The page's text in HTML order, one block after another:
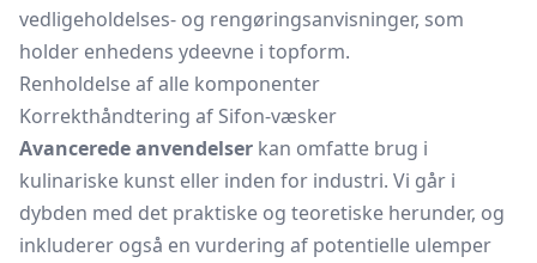
vedligeholdelses- og rengøringsanvisninger, som
holder enhedens ydeevne i topform.
Renholdelse af alle komponenter
Korrekthåndtering af Sifon-væsker
Avancerede anvendelser kan omfatte brug i
kulinariske kunst eller inden for industri. Vi går i
dybden med det praktiske og teoretiske herunder, og
inkluderer også en vurdering af potentielle ulemper